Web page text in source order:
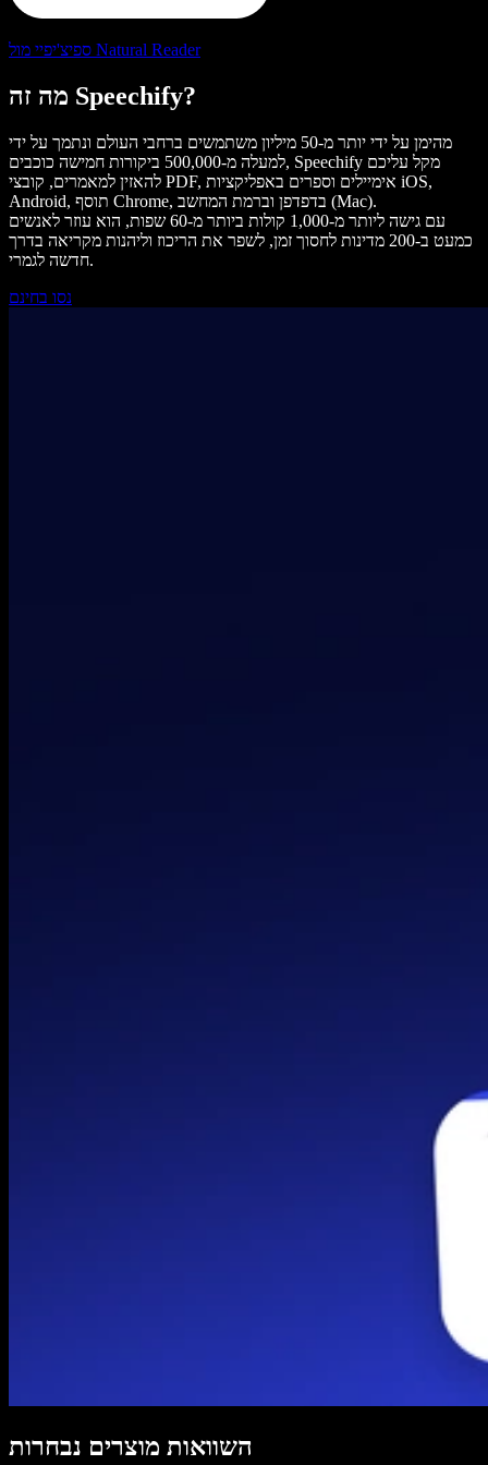
ספיצ'יפיי מול Natural Reader
מה זה Speechify?
מהימן על ידי יותר מ-50 מיליון משתמשים ברחבי העולם ונתמך על ידי
למעלה מ-500,000 ביקורות חמישה כוכבים, Speechify מקל עליכם
להאזין למאמרים, קובצי PDF, אימיילים וספרים באפליקציות iOS,
Android, תוסף Chrome, בדפדפן וברמת המחשב (Mac).
עם גישה ליותר מ-1,000 קולות ביותר מ-60 שפות, הוא עוזר לאנשים
כמעט ב-200 מדינות לחסוך זמן, לשפר את הריכוז וליהנות מקריאה בדרך
חדשה לגמרי.
נסו בחינם
השוואות מוצרים נבחרות